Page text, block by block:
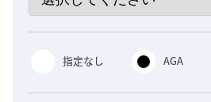
指定なし AGA